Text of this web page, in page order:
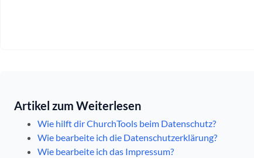
Artikel zum Weiterlesen
Wie hilft dir ChurchTools beim Datenschutz?
Wie bearbeite ich die Datenschutzerklärung?
Wie bearbeite ich das Impressum?